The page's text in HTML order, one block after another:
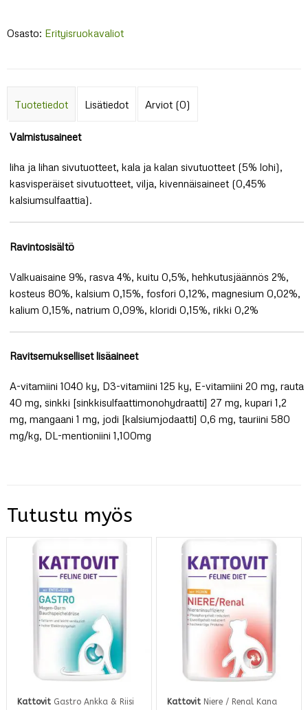
Osasto: Erityisruokavaliot
Tuotetiedot Lisätiedot Arviot (0)
Valmistusaineet
liha ja lihan sivutuotteet, kala ja kalan sivutuotteet (5% lohi),
kasvisperäiset sivutuotteet, vilja, kivennäisaineet (0,45%
kalsiumsulfaattia).
Ravintosisältö
Valkuaisaine 9%, rasva 4%, kuitu 0,5%, hehkutusjäännös 2%,
kosteus 80%, kalsium 0,15%, fosfori 0,12%, magnesium 0,02%,
kalium 0,15%, natrium 0,09%, kloridi 0,15%, rikki 0,2%
Ravitsemukselliset lisäaineet
A-vitamiini 1040 ky, D3-vitamiini 125 ky, E-vitamiini 20 mg, rauta
40 mg, sinkki [sinkkisulfaattimonohydraatti] 27 mg, kupari 1,2
mg, mangaani 1 mg, jodi [kalsiumjodaatti] 0,6 mg, tauriini 580
mg/kg, DL-mentioniini 1,100mg
Tutustu myös
Kattovit Gastro Ankka & Riisi Kattovit Niere / Renal Kana